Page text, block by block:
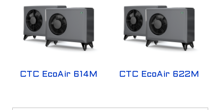
CTC EcoAir 614M CTC EcoAir 622M